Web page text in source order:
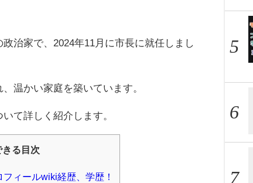
治家で、2024年11月に市長に就任しまし
温かい家庭を築いています。
て詳しく紹介します。
きる目次
ィールwiki経歴、学歴！